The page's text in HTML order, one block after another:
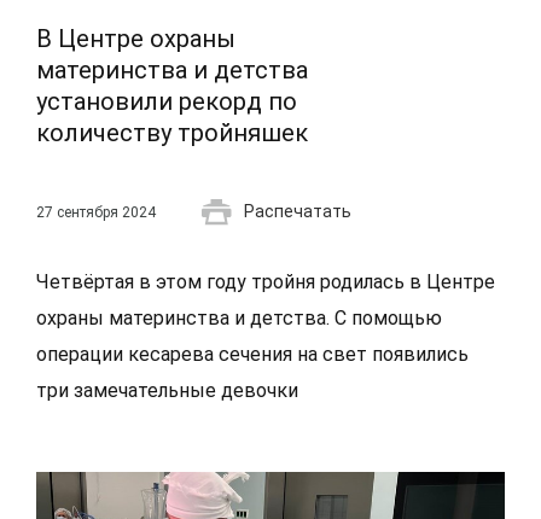
В Центре охраны
материнства и детства
установили рекорд по
количеству тройняшек
27 сентября 2024 Распечатать
Четвёртая в этом году тройня родилась в Центре
охраны материнства и детства. С помощью
операции кесарева сечения на свет появились
три замечательные девочки